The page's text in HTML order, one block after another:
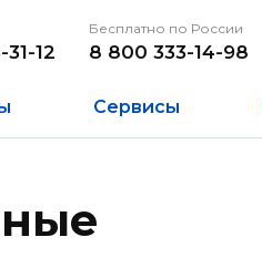
12
Бесплатно по России
8 800 333-14-98
Сервисы